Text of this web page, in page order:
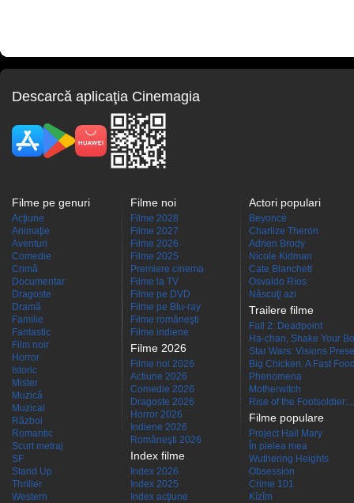
Descarcă aplicaţia Cinemagia
Filme pe genuri
Acţiune
Animaţie
Aventuri
Comedie
Crimă
Documentar
Dragoste
Dramă
Familie
Fantastic
Film noir
Horror
Istoric
Mister
Muzică
Muzical
Război
Romantic
Scurt metraj
SF
Stand Up
Thriller
Western
Filme noi
Filme 2028
Filme 2027
Filme 2026
Filme 2025
Premiere cinema
Filme la TV
Filme pe DVD
Filme pe Blu-ray
Filme româneşti
Filme indiene
Filme 2026
Filme noi 2026
Actiune 2026
Comedie 2026
Dragoste 2026
Horror 2026
Indiene 2026
Româneşti 2026
Index filme
Index 2026
Index 2025
Index acţiune
Actori populari
Beyoncé
Charlize Theron
Adrien Brody
Nicole Kidman
Cate Blanchett
Osvaldo Ríos
Născuţi azi
Trailere filme
Fall 2: Deadpoint
Ha-chan, Shake Your
Star Wars: Visions
Big Chicken: A Fast
Phenomena
Motherwitch
Rise of the Footsoldier:...
Filme populare
Project Hail Mary
În pielea mea
Wuthering Heights
Obsession
Crime 101
Kîzîm